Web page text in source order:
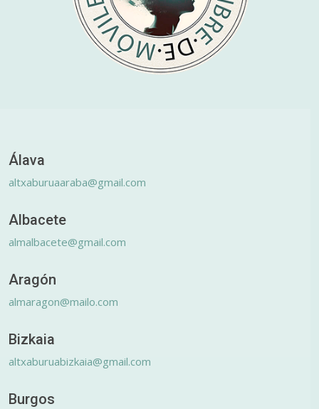
Álava
altxaburuaaraba@gmail.com
Albacete
almalbacete@gmail.com
Aragón
almaragon@mailo.com
Bizkaia
altxaburuabizkaia@gmail.com
Burgos